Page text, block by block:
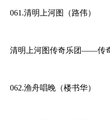
061.清明上河图（路伟）
清明上河图传奇乐团——传
062.渔舟唱晚（楼书华）